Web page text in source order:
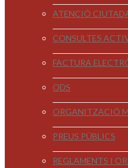
ATENCIÓ
CONSULTES
FACTURA
ODS
ORGANITZACIÓ
PREUS PÚBLICS
REGLAMENTS I